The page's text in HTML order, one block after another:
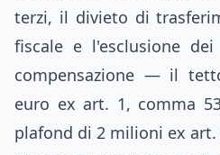
terzi, il divieto di
fiscale e l'esclusione
compensazione — il
euro ex art. 1, comma
plafond di 2 milioni ex art.